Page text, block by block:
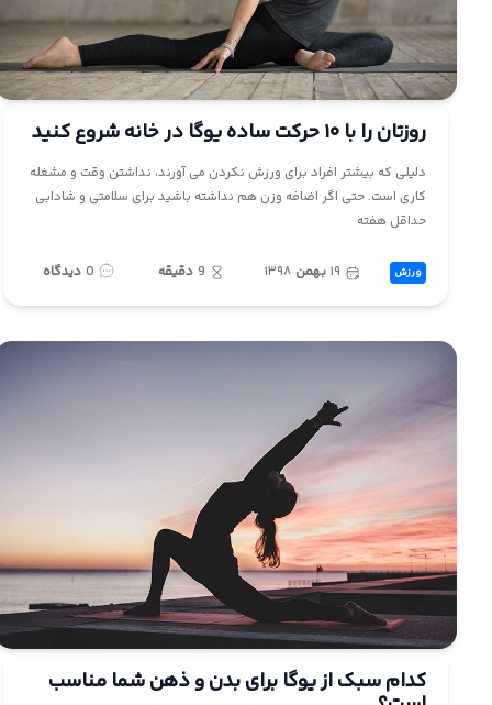
روزتان را با ۱۰ حرکت ساده یوگا در خانه شروع کنید
دلیلی که بیشتر افراد برای ورزش نکردن می آورند، نداشتن وقت و مشغله
کاری است. حتی اگر اضافه وزن هم نداشته باشید برای سلامتی و شادابی
حداقل هفته
ورزش ۱۹ بهمن ۱۳۹۸ 9 دقیقه 0 دیدگاه
کدام سبک از یوگا برای بدن و ذهن شما مناسب